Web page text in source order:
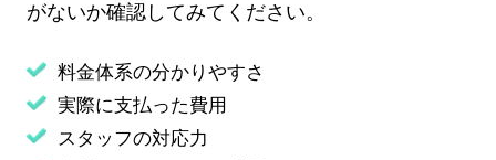
がないか確認してみてください。
料金体系の分かりやすさ
実際に支払った費用
スタッフの対応力